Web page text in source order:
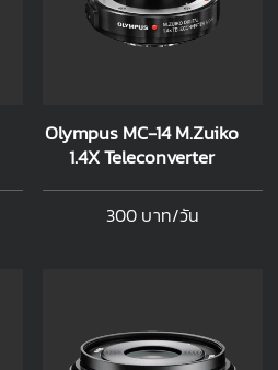
Olympus MC-14 M.Zuiko
1.4X Teleconverter
300 บาท/วัน